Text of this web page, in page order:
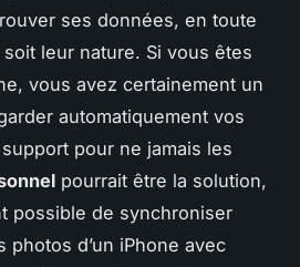
ses données, en toute
leur nature. Si vous êtes
vous avez certainement un
automatiquement vos
pour ne jamais les
pourrait être la solution,
possible de synchroniser
photos d’un iPhone avec